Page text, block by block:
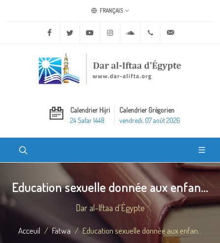
FRANÇAIS
Facebook Twitter Youtube Instagram Soundcloud+20 2 25970400
Calendrier Hijri
24 Safar 1448
Calendrier Grégorien
vendredi, 07 août 2026
Education sexuelle donnée aux enfan...
Dar al-Iftaa d'Égypte
Acceuil Fatwa Education sexuelle donnée aux enfan...